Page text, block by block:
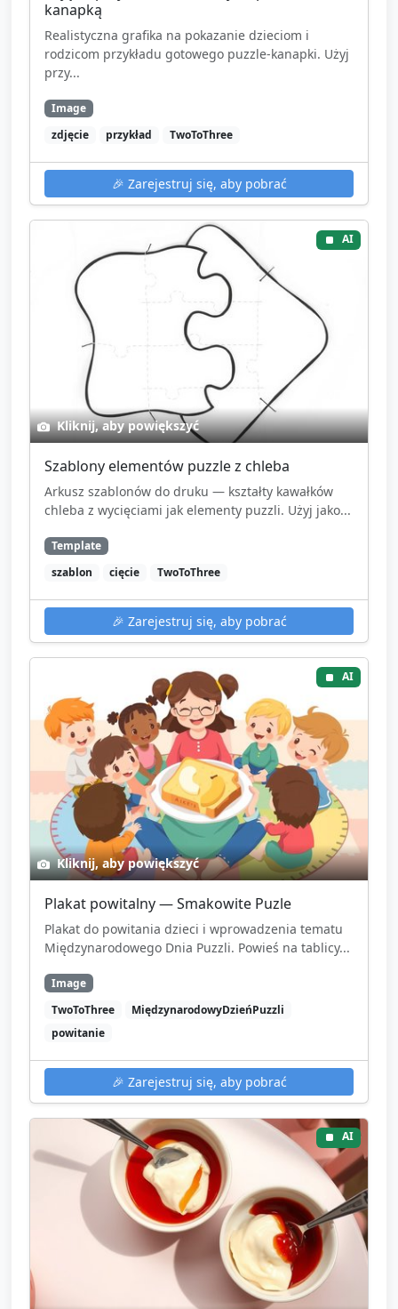
kanapką
Realistyczna grafika na pokazanie dzieciom i
rodzicom przykładu gotowego puzzle-kanapki. Użyj
przy...
Image
zdjęcie
przykład TwoToThree
🎉 Zarejestruj się, aby pobrać
AI
Kliknij, aby powiększyć
Szablony elementów puzzle z chleba
Arkusz szablonów do druku — kształty kawałków
chleba z wycięciami jak elementy puzzli. Użyj jako...
Template
szablon
cięcie TwoToThree
🎉 Zarejestruj się, aby pobrać
AI
Kliknij, aby powiększyć
Plakat powitalny — Smakowite Puzle
Plakat do powitania dzieci i wprowadzenia tematu
Międzynarodowego Dnia Puzzli. Powieś na tablicy...
Image
TwoToThree
MiędzynarodowyDzieńPuzzli
powitanie
🎉 Zarejestruj się, aby pobrać
AI